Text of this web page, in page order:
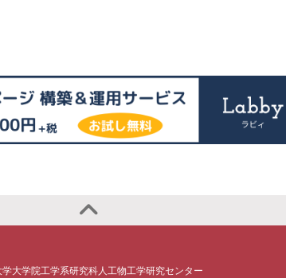
学大学院工学系研究科人工物工学研究センター